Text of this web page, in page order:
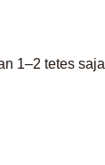
1–2 tetes saja